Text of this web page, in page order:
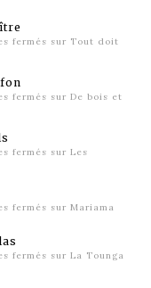
fermés sur Tout doit
fermés sur De bois et
fermés sur Les
fermés sur Mariama
fermés sur La Tounga